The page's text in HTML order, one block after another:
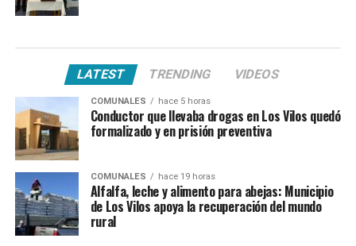
LATEST TRENDING VIDEOS
COMUNALES hace 5 horas
Conductor que llevaba drogas en Los Vilos quedó
formalizado y en prisión preventiva
COMUNALES hace 19 horas
Alfalfa, leche y alimento para abejas: Municipio
de Los Vilos apoya la recuperación del mundo
rural